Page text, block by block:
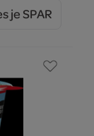
je SPAR